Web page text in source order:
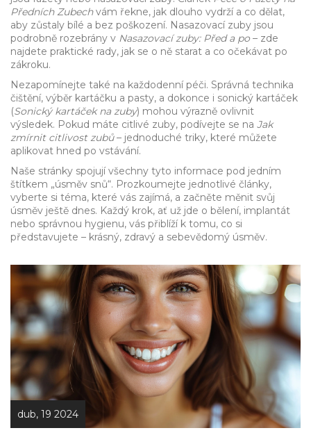
Předních Zubechvám řekne, jak dlouho vydrží a co dělat,
aby zůstaly bílé a bez poškození. Nasazovací zuby jsou
podrobně rozebrány v Nasazovací zuby: Před a po – zde
najdete praktické rady, jak se o ně starat a co očekávat po
zákroku.
Nezapomínejte také na každodenní péči. Správná technika
čištění, výběr kartáčku a pasty, a dokonce i sonický kartáček
(Sonický kartáček na zuby) mohou výrazně ovlivnit
výsledek. Pokud máte citlivé zuby, podívejte se na Jak
zmírnit citlivost zubů– jednoduché triky, které můžete
aplikovat hned po vstávání.
Naše stránky spojují všechny tyto informace pod jedním
štítkem „úsměv snů“. Prozkoumejte jednotlivé články,
vyberte si téma, které vás zajímá, a začněte měnit svůj
úsměv ještě dnes. Každý krok, ať už jde o bělení, implantát
nebo správnou hygienu, vás přiblíží k tomu, co si
představujete – krásný, zdravý a sebevědomý úsměv.
dub, 19 2024